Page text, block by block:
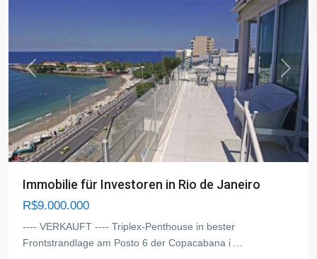
Previous Next
Immobilie für Investoren in Rio de Janeiro
R$9.000.000
---- VERKAUFT ---- Triplex-Penthouse in bester
Frontstrandlage am Posto 6 der Copacabana i